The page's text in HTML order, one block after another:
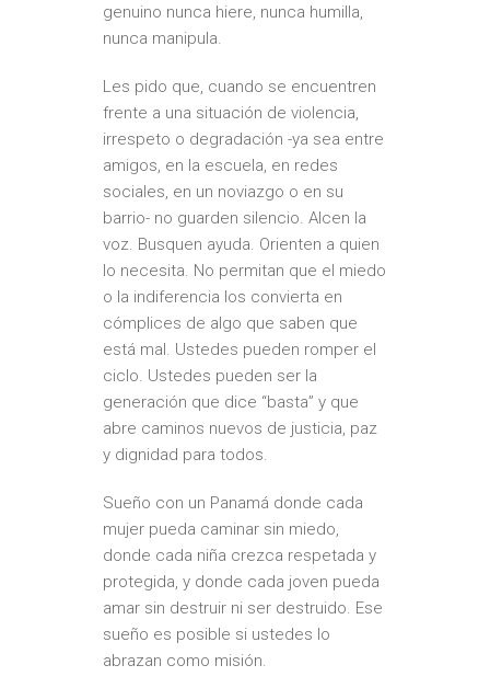
genuino nunca hiere, nunca humilla,
nunca manipula.
Les pido que, cuando se encuentren
frente a una situación de violencia,
irrespeto o degradación -ya sea entre
amigos, en la escuela, en redes
sociales, en un noviazgo o en su
barrio- no guarden silencio. Alcen la
voz. Busquen ayuda. Orienten a quien
lo necesita. No permitan que el miedo
o la indiferencia los convierta en
cómplices de algo que saben que
está mal. Ustedes pueden romper el
ciclo. Ustedes pueden ser la
generación que dice “basta” y que
abre caminos nuevos de justicia, paz
y dignidad para todos.
Sueño con un Panamá donde cada
mujer pueda caminar sin miedo,
donde cada niña crezca respetada y
protegida, y donde cada joven pueda
amar sin destruir ni ser destruido. Ese
sueño es posible si ustedes lo
abrazan como misión.